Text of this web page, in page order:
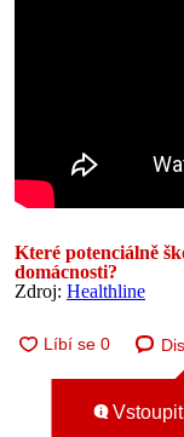
Které potenciálně
domácnosti?
Zdroj: Healthline